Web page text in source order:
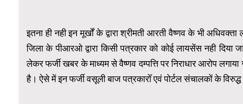
इतना ही नही इन मूर्खों के द्वारा श्रीमती आरती वैष्णव के भी
जिला के पीआरओ द्वारा किसी पत्रकार को कोई लायसेंस नही दिया
लेकर फर्जी खबर के माध्यम से वैष्णव दम्पत्ति पर निराधार आरोप
है। ऐसे में इन फर्जी वसूली बाज पत्रकारोँ एवं पोर्टल संचालकों के विरुद्ध